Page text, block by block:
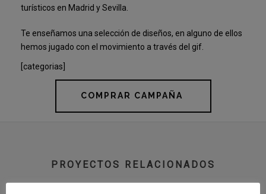
turísticos en Madrid y Sevilla.
Te enseñamos una selección de diseños, en alguno de ellos
hemos jugado con el movimiento a través del gif.
[categorias]
COMPRAR CAMPAÑA
PROYECTOS RELACIONADOS